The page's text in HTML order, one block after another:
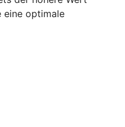
eine optimale